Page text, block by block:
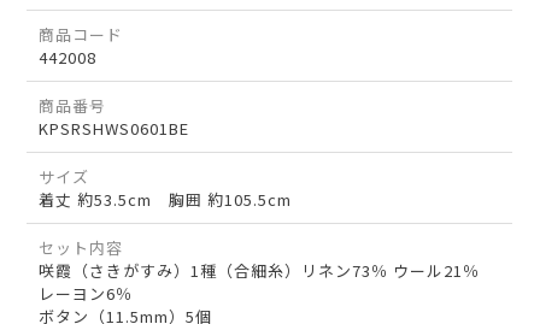
商品コード
442008
商品番号
KPSRSHWS0601BE
サイズ
着丈 約53.5cm 胸囲 約105.5cm
セット内容
咲霞（さきがすみ）1種（合細糸）リネン73％ ウール21％
レーヨン6％
ボタン（11.5mm）5個